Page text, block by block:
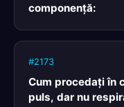
componenţă:
#2173
Cum procedaţi în
puls, dar nu